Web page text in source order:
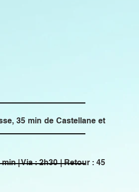
35 min de Castellane et
| Via : 2h30 | Retour : 45